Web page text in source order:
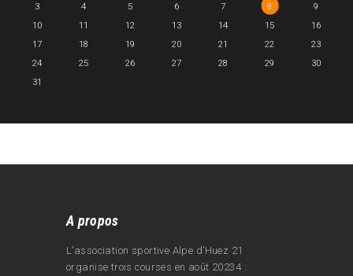
3
4 5 6 7 8
9
10
11 12 13 14 15
16
17
18 19 20 21 22
23
24
25 26 27 28 29
30
31
A propos
L’association sportive Alpe d’Huez 21
organise trois courses en août 20234 :